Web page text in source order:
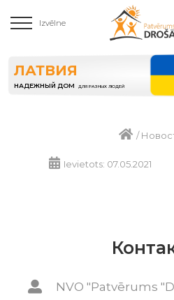
Izvēlne
ЛАТВИЯ
НАДЕЖНЫЙ ДОМ ДЛЯ РАЗНЫХ ЛЮДЕЙ
/
Ievietots: 07.05.2021
NVO "Patvērums